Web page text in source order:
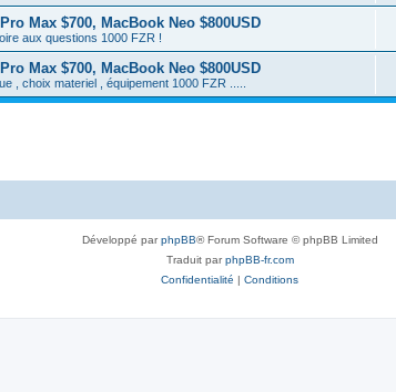
Max $700, MacBook Neo $800USD
aux questions 1000 FZR !
Max $700, MacBook Neo $800USD
, choix materiel , équipement 1000 FZR .....
Développé parphpBB® Forum Software © phpBB Limited
Traduit parphpBB-fr.com
Confidentialité | Conditions